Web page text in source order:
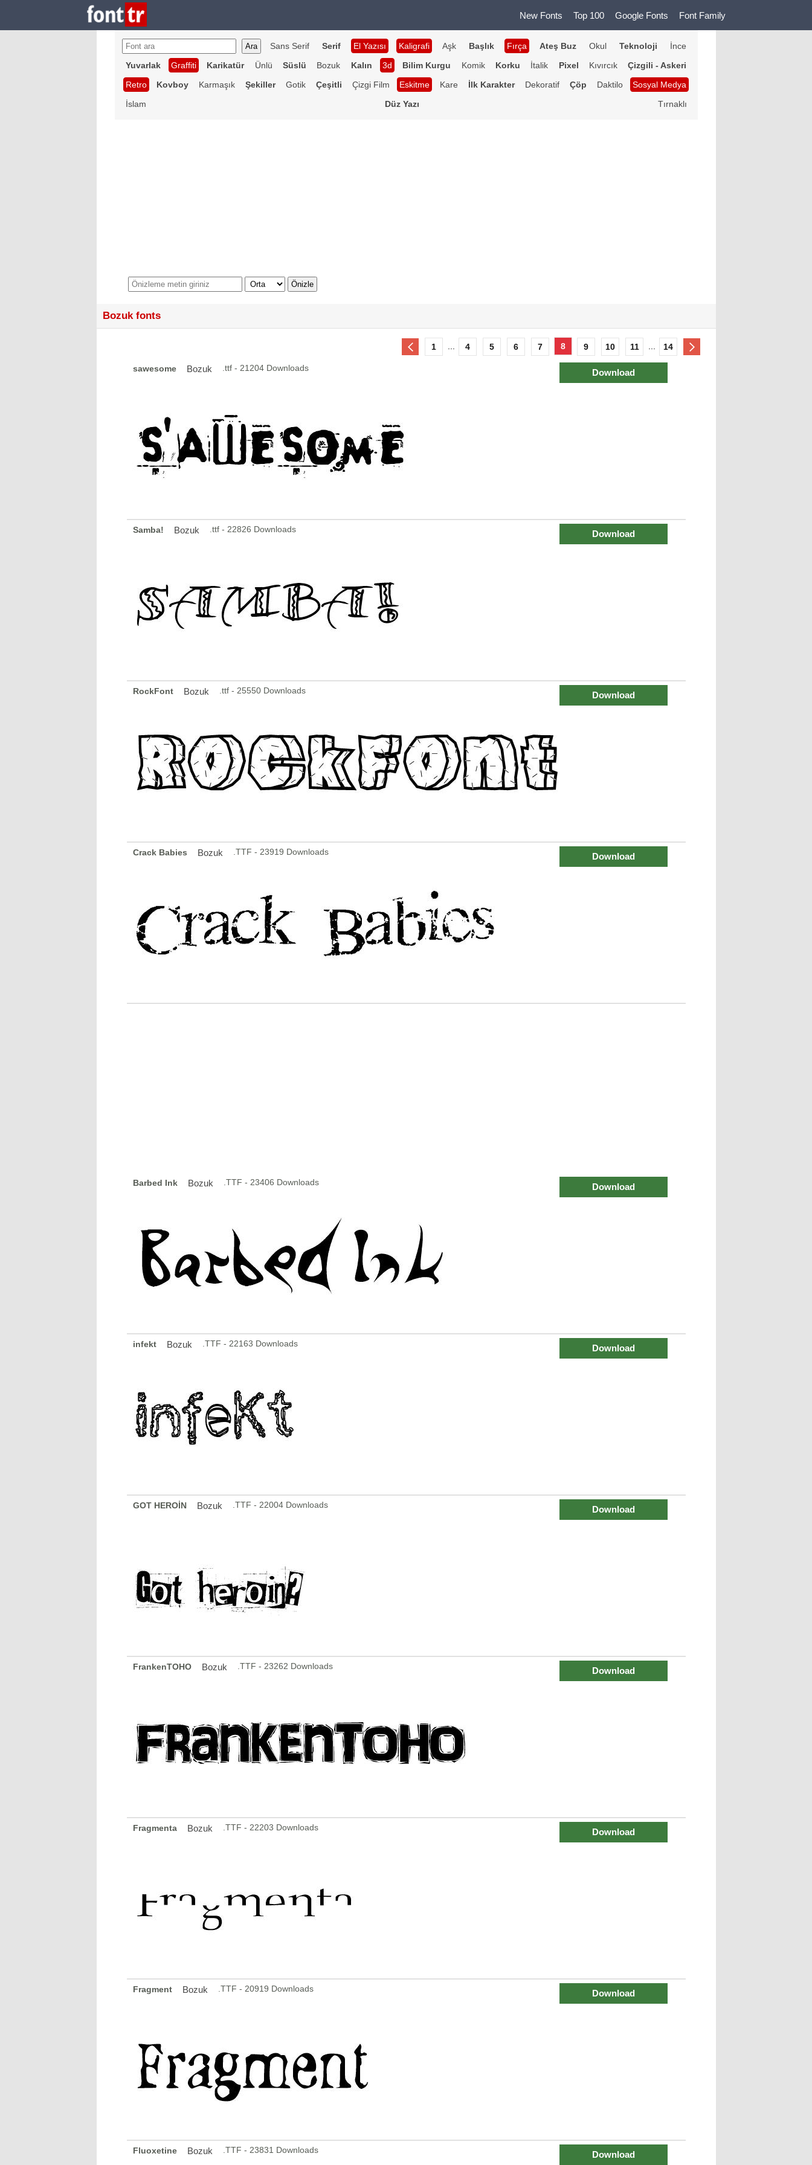
New Fonts Top 100 Google Fonts Font Family
Sans Serif Serif El Yazısı Kaligrafi Aşk Başlık Fırça Ateş Buz Okul Teknoloji
İnce
Yuvarlak
Graffiti Karikatür Ünlü Süslü Bozuk Kalın 3d Bilim Kurgu Komik Korku İtalik Pixel Kıvırcık
Çizgili - Askeri
Retro
Kovboy Karmaşık Şekiller Gotik Çeşitli Çizgi Film Eskitme Kare İlk Karakter Dekoratif Çöp Daktilo
Sosyal Medya
İslam
Düz Yazı Tırnaklı
Bozuk fonts
1 4 5 6 7 8 9 10 11 14
sawesome Bozuk .ttf - 21204 Downloads Download
Samba! Bozuk .ttf - 22826 Downloads Download
RockFont Bozuk .ttf - 25550 Downloads Download
Crack Babies Bozuk .TTF - 23919 Downloads Download
Barbed Ink Bozuk .TTF - 23406 Downloads Download
infekt Bozuk .TTF - 22163 Downloads Download
GOT HEROİN Bozuk .TTF - 22004 Downloads Download
FrankenTOHO Bozuk .TTF - 23262 Downloads Download
Fragmenta Bozuk .TTF - 22203 Downloads Download
Fragment Bozuk .TTF - 20919 Downloads Download
Fluoxetine Bozuk .TTF - 23831 Downloads Download